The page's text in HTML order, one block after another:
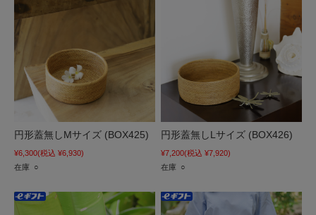
円形蓋無しMサイズ (BOX425)
¥6,300(税込 ¥6,930)
在庫 ○
円形蓋無しLサイズ (BOX426)
¥7,200(税込 ¥7,920)
在庫 ○